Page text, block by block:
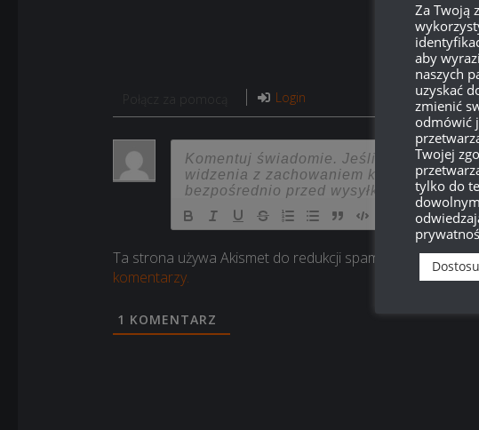
Login
{} [+]
Ta strona używa Akismet do redukcji spamu.
Dowiedz
komentarzy.
1 KOMENTARZ
Za Twoją
aby
naszych
uzyskać
zmienić
odmówić
Twojej
tylko do